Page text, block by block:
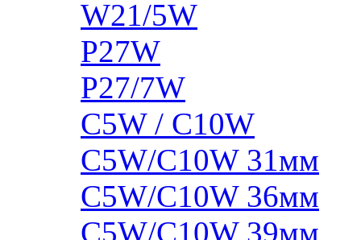
W21/5W
P27W
P27/7W
C5W / C10W
C5W/C10W 31мм
C5W/C10W 36мм
C5W/C10W 39мм